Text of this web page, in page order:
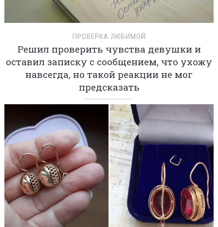
ПРОВЕРКА ЛЮБИМОЙ
Решил проверить чувства девушки и
оставил записку с сообщением, что ухожу
навсегда, но такой реакции не мог
предсказать